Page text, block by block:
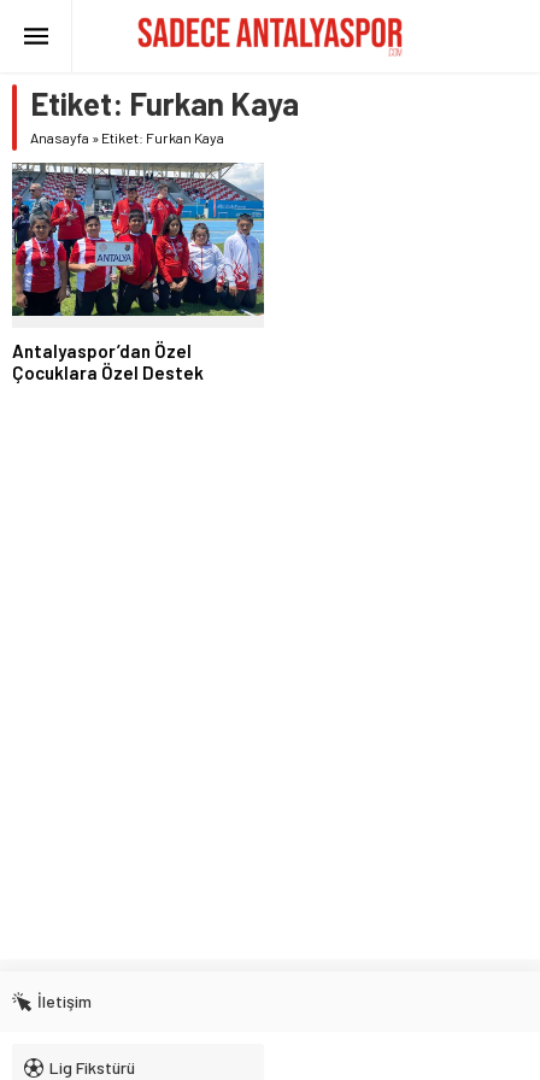
Etiket: Furkan Kaya
Anasayfa » Etiket: Furkan Kaya
Antalyaspor’dan Özel
Çocuklara Özel Destek
İletişim
Lig Fikstürü